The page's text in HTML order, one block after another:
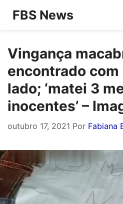
Pular
conteúdo
FBS News
Vingança
encontrado
lado; ‘matei 3
inocentes’ –
outubro 17, 2021 Por Fabiana